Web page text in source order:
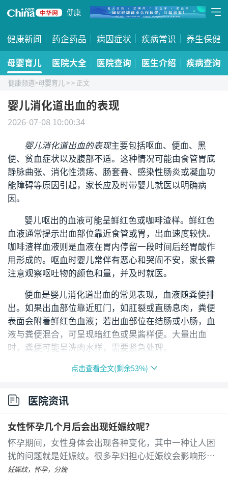
健康
健康新闻 药企药品 病因症状 疾病常识
养生保健
母婴育儿
医院大全 医院查询 医生介绍 疾病查询
健康频道>母婴育儿>> 正文
婴儿消化道出血的表现
2026-07-08 10:00:34
婴儿消化道出血的表现主要包括呕血、便血、黑
便、贫血症状以及腹部不适。这种情况可能由食管胃底
静脉曲张、消化性溃疡、肠套叠、感染性肠炎或凝血功
能障碍等原因引起，家长应及时带婴儿就医以明确病
因。
婴儿呕出的血液可能呈鲜红色或咖啡渣样。鲜红色
血液通常提示出血部位靠近食管或胃，出血速度较快。
咖啡渣样血液则是血液在胃内停留一段时间后经胃酸作
用形成的。呕血时婴儿常伴有恶心和哭闹不安，家长需
注意观察呕吐物的颜色和量，并及时就医。
便血是婴儿消化道出血的常见表现，血液随粪便排
出。如果出血部位靠近肛门，如肛裂或直肠息肉，粪便
表面会附着鲜红色血液；若出血部位在结肠或小肠，血
液与粪便混合，可呈现暗红色或果酱样便。大量出血
时，粪便可能呈洗肉水样，需要紧急处理。
黑便通常提示上消化道出血，血液在肠道内经过消
黑色发亮状，类似柏油。婴儿出现黑便时，应排除近期
是否食用含铁丰富的食物或药物，如铁剂。若排除上述
因素，应警惕胃或十二指肠溃疡等疾病。
慢性或急性消化道出血可导致婴儿出现贫血，表现
为面色苍白、口唇及指甲床颜色变淡、精神萎靡、嗜睡
或烦躁不安。严重贫血时，婴儿可能出现呼吸急促、心
点击查看全文(剩余53%)
医院资讯
女性怀孕几个月后会出现妊娠纹呢？
怀孕期间，女性身体会出现各种变化，其中一种让人困
扰的问题就是妊娠纹。很多孕妇担心妊娠纹会影响形
象，不敢穿性感衣服。那么，妊娠纹具体什么时候会出
妊娠纹，怀孕，分娩